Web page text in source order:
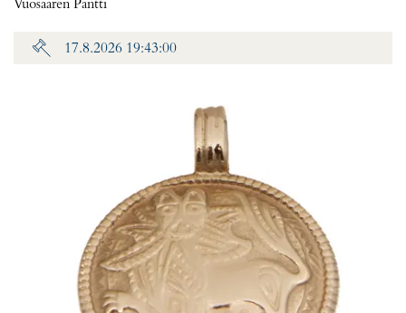
Vuosaaren Pantti
17.8.2026 19:43:00